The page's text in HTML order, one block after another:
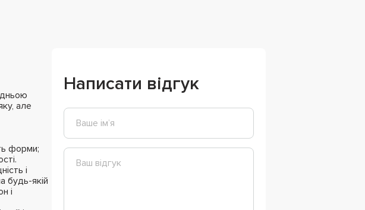
але
форми;
і
будь-якій
і
Написати відгук